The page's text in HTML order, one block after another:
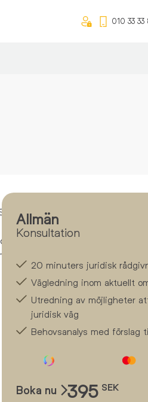
010 33
7
Men
Allmän
Konsultation
20 minuters juridisk
Vägledning inom aktuellt
Utredning av möjligheter
juridisk väg
Behovsanalys med förslag
Boka nu 395 SEK